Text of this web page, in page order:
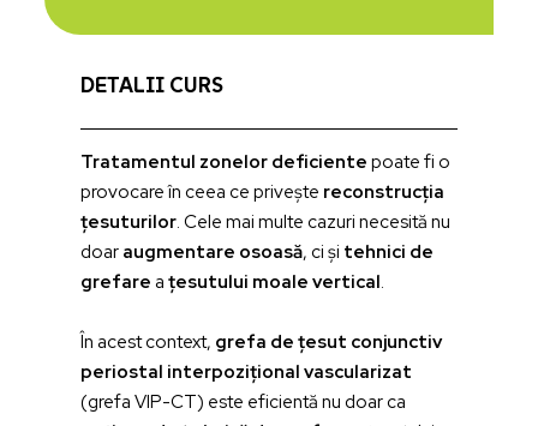
DETALII CURS
Tratamentul zonelor deficiente poate fi o
provocare în ceea ce privește reconstrucția
țesuturilor. Cele mai multe cazuri necesită nu
doar augmentare osoasă, ci și tehnici de
grefare a țesutului moale vertical.
În acest context, grefa de țesut conjunctiv
periostal interpozițional vascularizat
(grefa VIP-CT) este eficientă nu doar ca